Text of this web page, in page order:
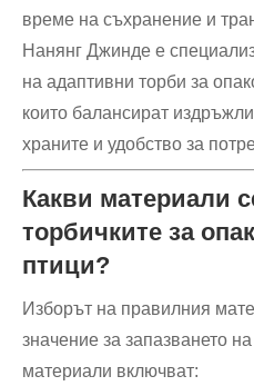
време на съхранение и
Нанянг Джинде е
на адаптивни торби за
които балансират
храните и удобство за
Какви материали
торбичките за
птици?
Изборът на правилния
значение за запазването
материали включват: